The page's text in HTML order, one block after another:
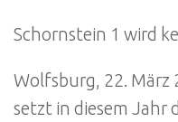
Schornstein 1 wird
Wolfsburg, 22. März
setzt in diesem Jahr